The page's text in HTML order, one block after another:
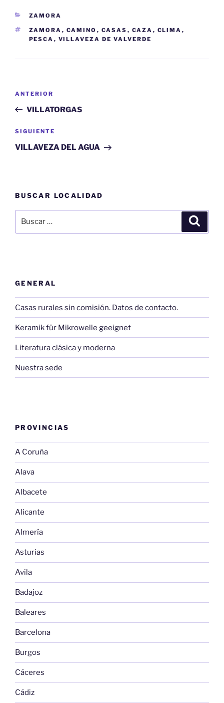
CATEGORÍAS
ZAMORA
ETIQUETAS
ZAMORA , CAMINO , CASAS , CAZA , CLIMA ,
PESCA , VILLAVEZA DE VALVERDE
entradas
Entrada
anterior:
ANTERIOR
VILLATORGAS
Siguiente
entrada
SIGUIENTE
VILLAVEZA DEL AGUA
BUSCAR LOCALIDAD
por:
GENERAL
Casas rurales sin comisión. Datos de contacto.
Keramik für Mikrowelle geeignet
Literatura clásica y moderna
Nuestra sede
PROVINCIAS
A Coruña
Alava
Albacete
Alicante
Almería
Asturias
Avila
Badajoz
Baleares
Barcelona
Burgos
Cáceres
Cádiz